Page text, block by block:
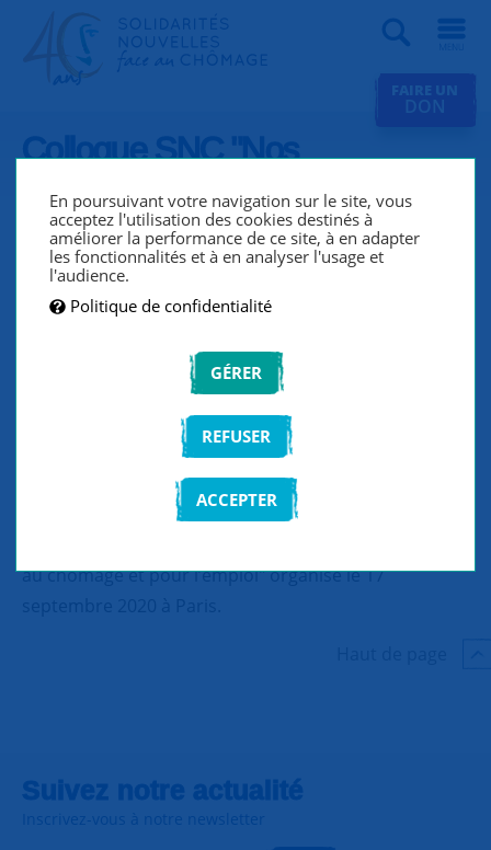
Colloque SNC "Nos
et pour l’emploi"
au chômage et pour l’emploi" organisé le 17
FAIRE UN
DON
Recherche
Suivez notre actualité
Inscrivez-vous à notre newsletter
En poursuivant votre navigation sur le site, vous
acceptez l'utilisation des cookies destinés à
améliorer la performance de ce site, à en adapter
les fonctionnalités et à en analyser l'usage et
l'audience.
Politique de confidentialité
GÉRER
REFUSER
ACCEPTER